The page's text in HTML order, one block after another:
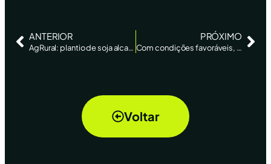
ANTERIOR
AgRural: plantio de soja alcança 0,9% da área no Brasil, com Paraná na frente
PRÓXIMO
Com condições favoráveis, china acelera compras de soja nos EUA
Voltar